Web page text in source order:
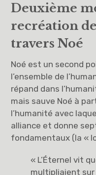
Deuxième
recréation
travers Noé
Noé est un second
l’ensemble de
répand dans
mais sauve Noé à
l’humanité avec
alliance et donne
fondamentaux (la «
« L’Éternel vit
multipliaient